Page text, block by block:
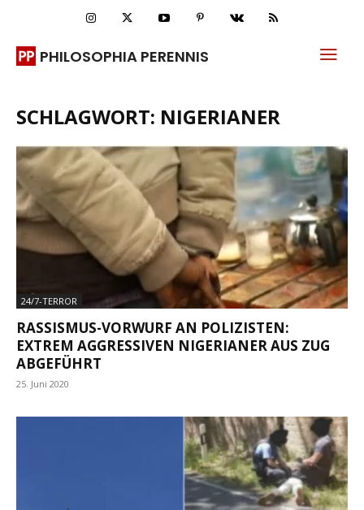
PHILOSOPHIA PERENNIS
SCHLAGWORT: NIGERIANER
24/7-TERROR
RASSISMUS-VORWURF AN POLIZISTEN:
EXTREM AGGRESSIVEN NIGERIANER AUS ZUG
ABGEFÜHRT
25. Juni 2020